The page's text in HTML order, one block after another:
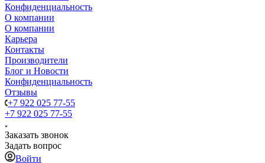
Конфиденциальность
О компании
О компании
Карьера
Контакты
Производители
Блог и Новости
Конфиденциальность
Отзывы
+7 922 025 77-55
+7 922 025 77-55
Заказать звонок
Задать вопрос
Войти